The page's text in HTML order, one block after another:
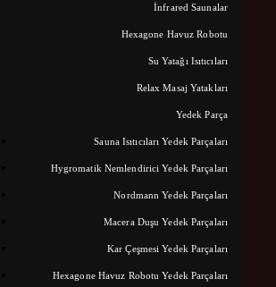
İnfrared Saunalar
Hexagone Havuz Robotu
Su Yatağı Isıtıcıları
Relax Masaj Yatakları
Yedek Parça
Sauna Isıtıcıları Yedek Parçaları
Hygromatik Nemlendirici Yedek Parçaları
Nordmann Yedek Parçaları
Macera Duşu Yedek Parçaları
Kar Çeşmesi Yedek Parçaları
Hexagone Havuz Robotu Yedek Parçaları
ve sağlamlığı bizleri dünyanın, prestijliİ